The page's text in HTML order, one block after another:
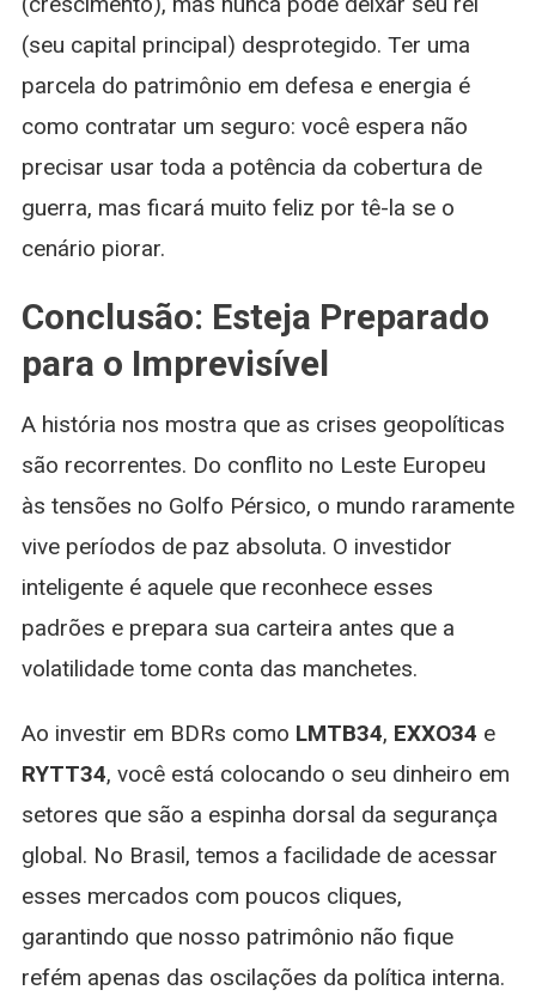
(seu capital principal) desprotegido. Ter uma
parcela do patrimônio em defesa e energia é
como contratar um seguro: você espera não
precisar usar toda a potência da cobertura de
guerra, mas ficará muito feliz por tê-la se o
cenário piorar.
Conclusão: Esteja Preparado
para o Imprevisível
A história nos mostra que as crises geopolíticas
são recorrentes. Do conflito no Leste Europeu
às tensões no Golfo Pérsico, o mundo raramente
vive períodos de paz absoluta. O investidor
inteligente é aquele que reconhece esses
padrões e prepara sua carteira antes que a
volatilidade tome conta das manchetes.
Ao investir em BDRs como LMTB34, EXXO34 e
RYTT34, você está colocando o seu dinheiro em
setores que são a espinha dorsal da segurança
global. No Brasil, temos a facilidade de acessar
esses mercados com poucos cliques,
garantindo que nosso patrimônio não fique
refém apenas das oscilações da política interna.